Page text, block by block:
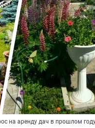
на аренду дач в прошлом